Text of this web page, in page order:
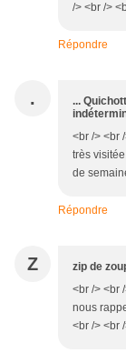
/> <br />
Répondre
.
...
<br /> <br
très
de
Répondre
Z zip de
<br /> <br
nous
<br /> <br